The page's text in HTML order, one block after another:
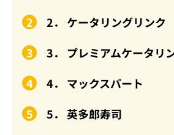
2． ケータリングリンク
3． プレミアムケータリ
4． マックスパート
5． 英多郎寿司